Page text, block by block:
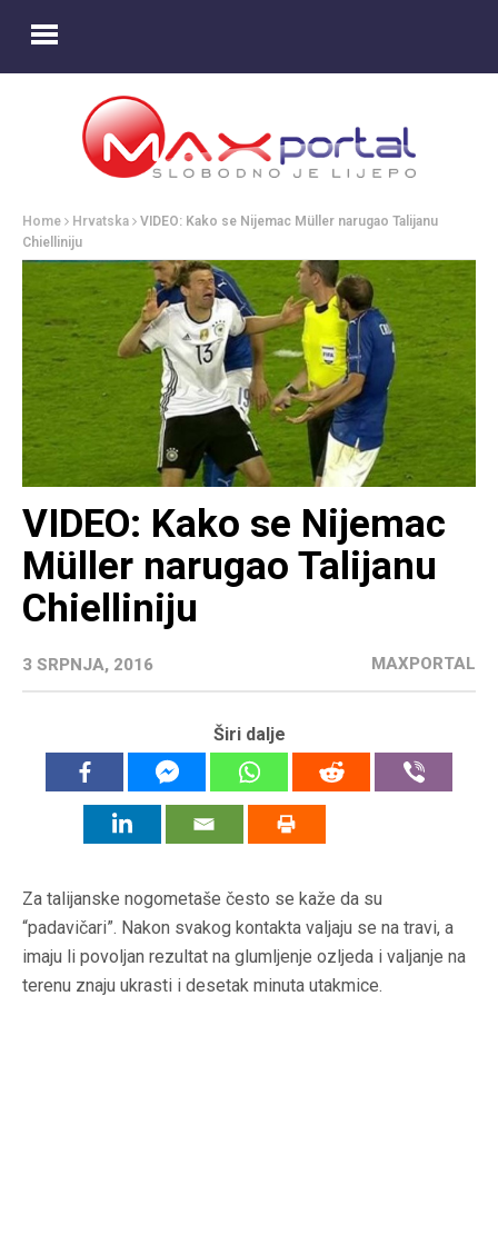
Home Hrvatska
VIDEO: Kako se Nijemac Müller narugao Talijanu
Chielliniju
VIDEO: Kako se Nijemac
Müller narugao Talijanu
Chielliniju
3 SRPNJA, 2016 MAXPORTAL
Širi dalje
Za talijanske nogometaše često se kaže da su
“padavičari”. Nakon svakog kontakta valjaju se na travi, a
imaju li povoljan rezultat na glumljenje ozljeda i valjanje na
terenu znaju ukrasti i desetak minuta utakmice.